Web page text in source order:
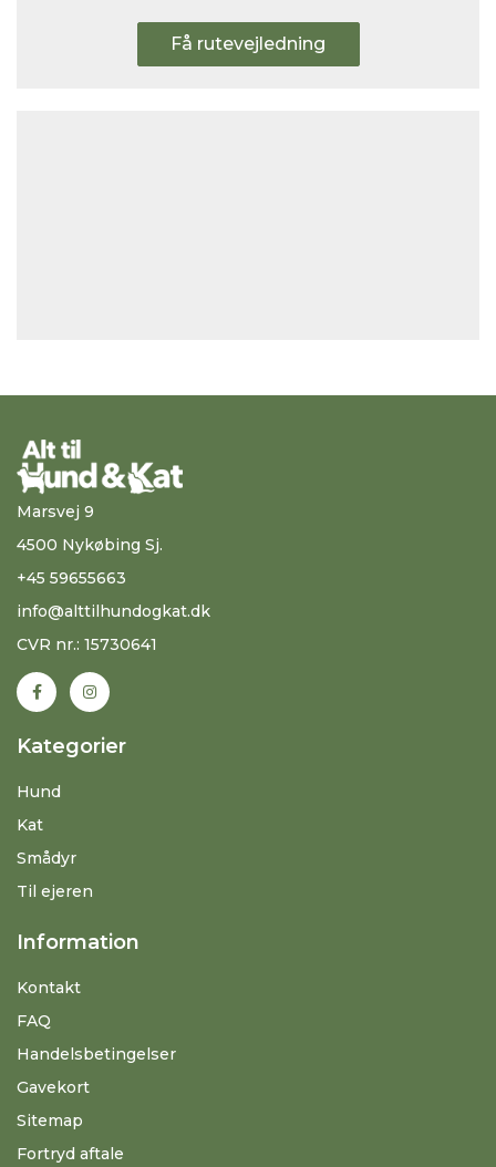
Få rutevejledning
Marsvej 9
4500 Nykøbing Sj.
+45 59655663
info@alttilhundogkat.dk
CVR nr.: 15730641
Kategorier
Hund
Kat
Smådyr
Til ejeren
Information
Kontakt
FAQ
Handelsbetingelser
Gavekort
Sitemap
Fortryd aftale